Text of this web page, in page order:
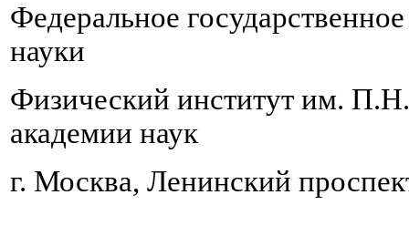
Федеральное
науки
Физический институт им.
академии наук
г. Москва, Ленинский